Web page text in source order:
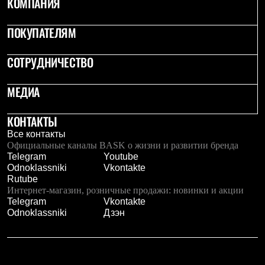
Чуни
Уход за обувью
Аксессуары
Шапки
Балаклавы и маски
Повязки
Шарфы
Панамы
Перчатки и рукавицы
Перчатки
Рукавицы
Носки
Полезные аксессуары
Брелки
Ремни
Шевроны
Опушки
Уход за одеждой
ПОКУПАТЕЛЯМ
СОТРУДНИЧЕСТВО
МЕДИА
КОНТАКТЫ
Все контакты
Официальные каналы BASK о жизни и развитии бренда
Telegram
Youtube
Odnoklassniki
Vkontakte
Rutube
Интернет-магазин, розничные продажи: новинки и акции
Telegram
Vkontakte
Odnoklassniki
Дзэн